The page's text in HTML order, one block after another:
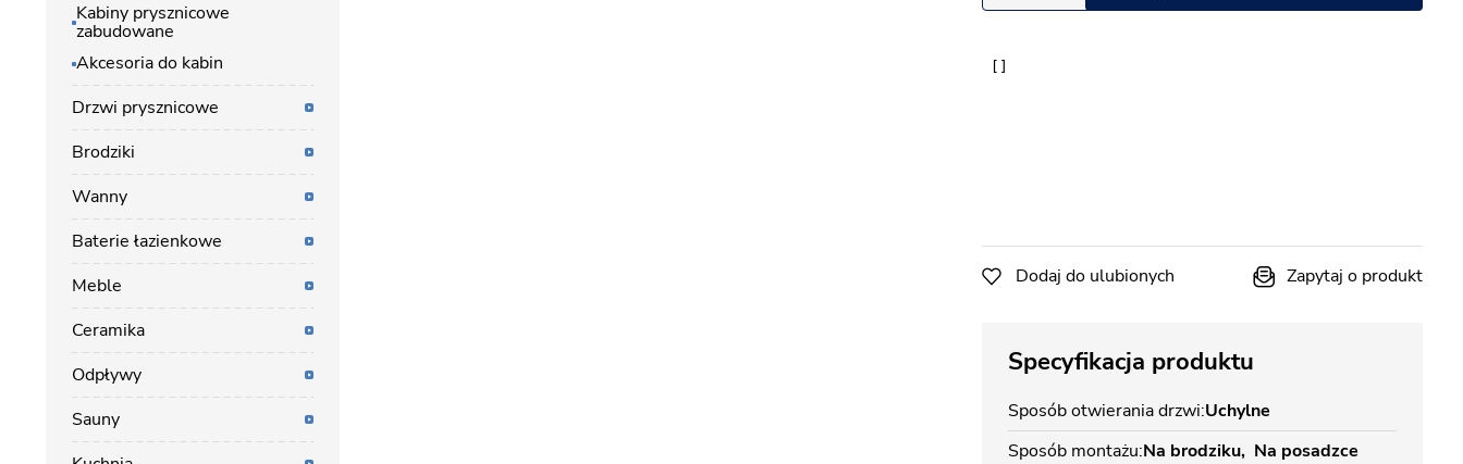
Dodaj do ulubionych Zapytaj o produkt
Specyfikacja produktu
Sposób otwierania drzwi Uchylne
Sposób montażu Na brodziku Na posadzce
Kabiny prysznicowe
zabudowane
Akcesoria do kabin
Drzwi prysznicowe
Brodziki
Wanny
Baterie łazienkowe
Meble
Ceramika
Odpływy
Sauny